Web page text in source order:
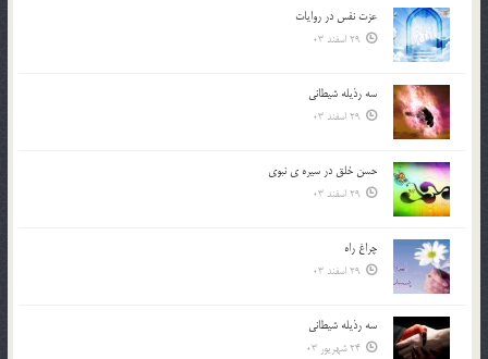
عزت نفس در روايات
29 اسفند 03
سه رذیله شیطانی
29 اسفند 03
حسن خلق در سيره ي نبوي
29 اسفند 03
چراغ راه
29 اسفند 03
سه رذیله شیطانی
24 شهریور 03